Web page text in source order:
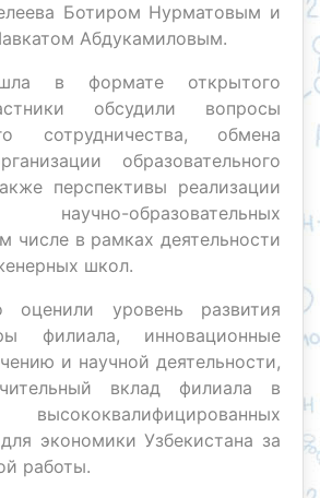
Ботиром Нурматовым и
Абдукамиловым.
в формате открытого
обсудили вопросы
сотрудничества, обмена
образовательного
перспективы реализации
образовательных
числе в рамках деятельности
школ.
оценили уровень развития
филиала, инновационные
и научной деятельности,
вклад филиала в
экономики Узбекистана за
работы.